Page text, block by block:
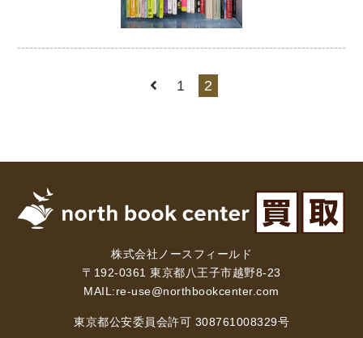
1 2
株式会社ノースフィールド
〒192-0361 東京都八王子市越野8-23
MAIL:re-use@northbookcenter.com
東京都公安委員会許可 308761008329号